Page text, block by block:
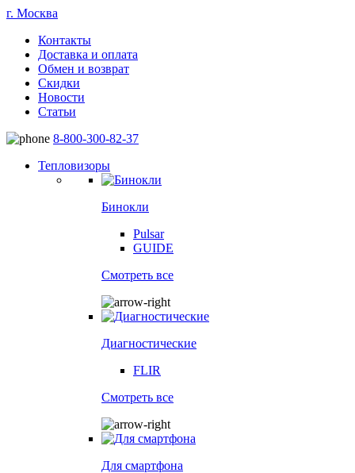
г. Москва
Контакты
Доставка и оплата
Обмен и возврат
Скидки
Новости
Статьи
8-800-300-82-37
Тепловизоры
Бинокли
Pulsar
GUIDE
Смотреть все
Диагностические
FLIR
Смотреть все
Для смартфона